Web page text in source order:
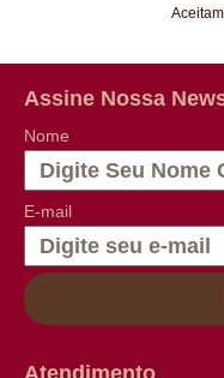
Assine Nossa
Nome
E-mail